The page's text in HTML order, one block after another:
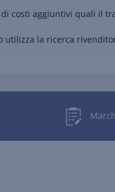
aggiuntivi quali il
la ricerca